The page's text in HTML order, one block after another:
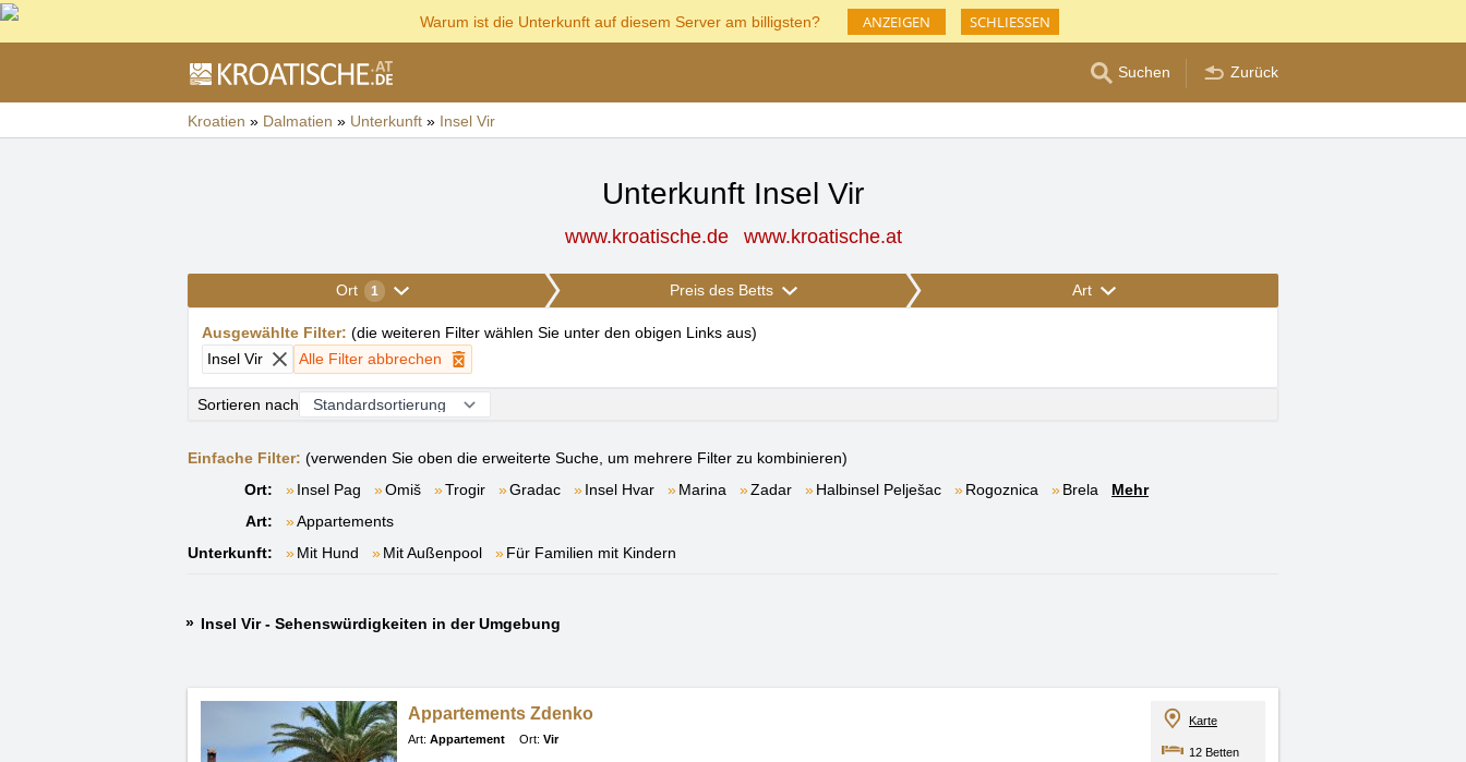
Warum ist die Unterkunft auf diesem Server am billigsten? ANZEIGEN SCHLIESSEN
Suchen Zurück
Kroatien » Dalmatien » Unterkunft » Insel Vir
Unterkunft Insel Vir
www.kroatische.de www.kroatische.at
Ort 1 Preis des Betts Art
Ausgewählte Filter: (die weiteren Filter wählen Sie unter den obigen Links aus)
Insel Vir
Alle Filter abbrechen
Sortieren nach
Einfache Filter: (verwenden Sie oben die erweiterte Suche, um mehrere Filter zu kombinieren)
Ort:
Insel Pag Omiš Trogir Gradac Insel Hvar Marina Zadar Halbinsel Pelješac Rogoznica Brela
Mehr
Art:
Appartements
Unterkunft:
Mit Hund Mit Außenpool Für Familien mit Kindern
Insel Vir - Sehenswürdigkeiten in der Umgebung
Appartements Zdenko
Art: Appartement Ort: Vir
Karte
12 Betten